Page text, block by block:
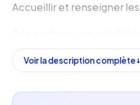
Accueillir et renseigner
mails.
Voir la description complète